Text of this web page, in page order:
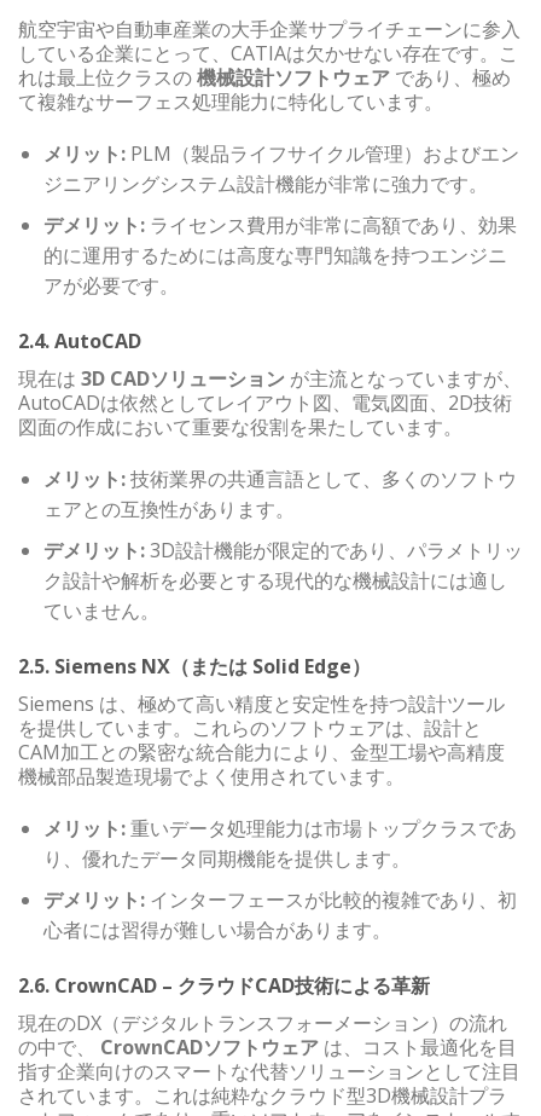
航空宇宙や自動車産業の大手企業サプライチェーンに参入
している企業にとって、CATIAは欠かせない存在です。こ
れは最上位クラスの機械設計ソフトウェア であり、極め
て複雑なサーフェス処理能力に特化しています。
メリット:PLM（製品ライフサイクル管理）およびエン
ジニアリングシステム設計機能が非常に強力です。
デメリット:ライセンス費用が非常に高額であり、効果
的に運用するためには高度な専門知識を持つエンジニ
アが必要です。
2.4. AutoCAD
現在は 3D CADソリューション が主流となっていますが、
AutoCADは依然としてレイアウト図、電気図面、2D技術
図面の作成において重要な役割を果たしています。
メリット:技術業界の共通言語として、多くのソフトウ
ェアとの互換性があります。
デメリット:3D設計機能が限定的であり、パラメトリッ
ク設計や解析を必要とする現代的な機械設計には適し
ていません。
2.5. Siemens NX（または Solid Edge）
Siemens は、極めて高い精度と安定性を持つ設計ツール
を提供しています。これらのソフトウェアは、設計と
CAM加工との緊密な統合能力により、金型工場や高精度
機械部品製造現場でよく使用されています。
メリット:重いデータ処理能力は市場トップクラスであ
り、優れたデータ同期機能を提供します。
デメリット:インターフェースが比較的複雑であり、初
心者には習得が難しい場合があります。
2.6. CrownCAD – クラウドCAD技術による革新
現在のDX（デジタルトランスフォーメーション）の流れ
の中で、 CrownCADソフトウェア は、コスト最適化を目
指す企業向けのスマートな代替ソリューションとして注目
されています。これは純粋なクラウド型3D機械設計プラ